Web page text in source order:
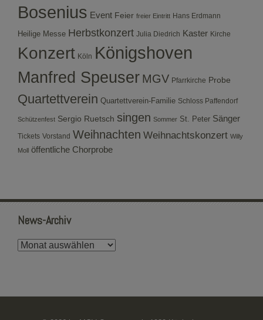
Bosenius Event Feier freier Eintritt Hans Erdmann
Heilige Messe Herbstkonzert Julia Diedrich Kaster Kirche
Konzert Köln Königshoven
Manfred Speuser MGV Pfarrkirche Probe
Quartettverein Quartettverein-Familie Schloss Paffendorf
Schützenfest Sergio Ruetsch singen Sommer St. Peter Sänger
Tickets Vorstand Weihnachten Weihnachtskonzert Willy
Moll öffentliche Chorprobe
News-Archiv
News-